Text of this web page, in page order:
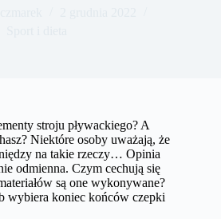
stroju pływackiego? A
Niektóre osoby uważają, że
na takie rzeczy… Opinia
odmienna. Czym cechują się
są one wykonywane?
wybiera koniec końców czepki